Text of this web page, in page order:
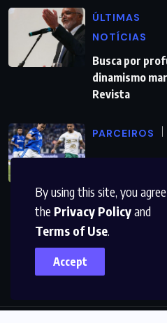
By using this site, you
the Privacy Policyand
Terms of Use.
Accept
ÚLTIMAS
NOTÍCIAS
Busca por
dinamismo
Revista
PARCEIROS
Maiores
Grêmio vão às